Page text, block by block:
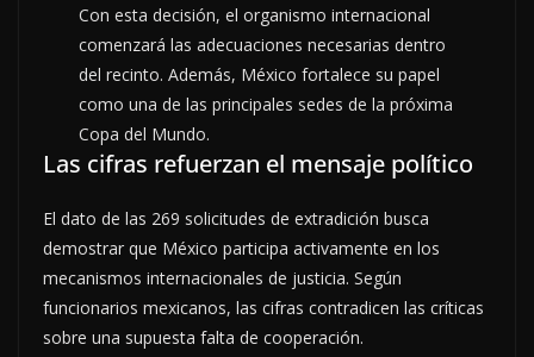
Con esta decisión, el organismo internacional
comenzará las adecuaciones necesarias dentro
del recinto. Además, México fortalece su papel
como una de las principales sedes de la próxima
Copa del Mundo.
Las cifras refuerzan el mensaje político
El dato de las 269 solicitudes de extradición busca
demostrar que México participa activamente en los
mecanismos internacionales de justicia. Según
funcionarios mexicanos, las cifras contradicen las críticas
sobre una supuesta falta de cooperación.